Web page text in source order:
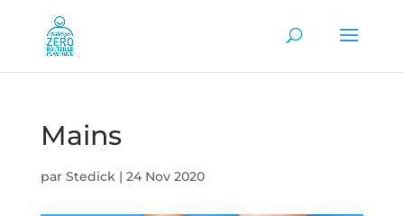
Mains
par Stedick| 24 Nov 2020